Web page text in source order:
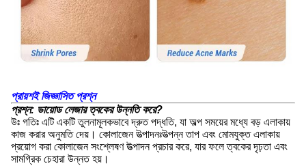
প্রায়শই জিজ্ঞাসিত প্রশ্ন
প্রশ্ন: ডায়োড লেজার ত্বকের উন্নতি করে?
উঃ গতিঃ এটি একটি তুলনামূলকভাবে দ্রুত পদ্ধতি, যা অল্প সময়ের মধ্যে বড় এলাকায়
কাজ করার অনুমতি দেয়। কোলাজেন উত্পাদনঃউত্পন্ন তাপ এবং মোমযুক্ত এলাকায়
প্রয়োগ করা কোলাজেন সংশ্লেষণ উত্পাদন প্রচার করে, যার ফলে ত্বকের দৃঢ়তা এবং
সামগ্রিক চেহারা উন্নত হয়।